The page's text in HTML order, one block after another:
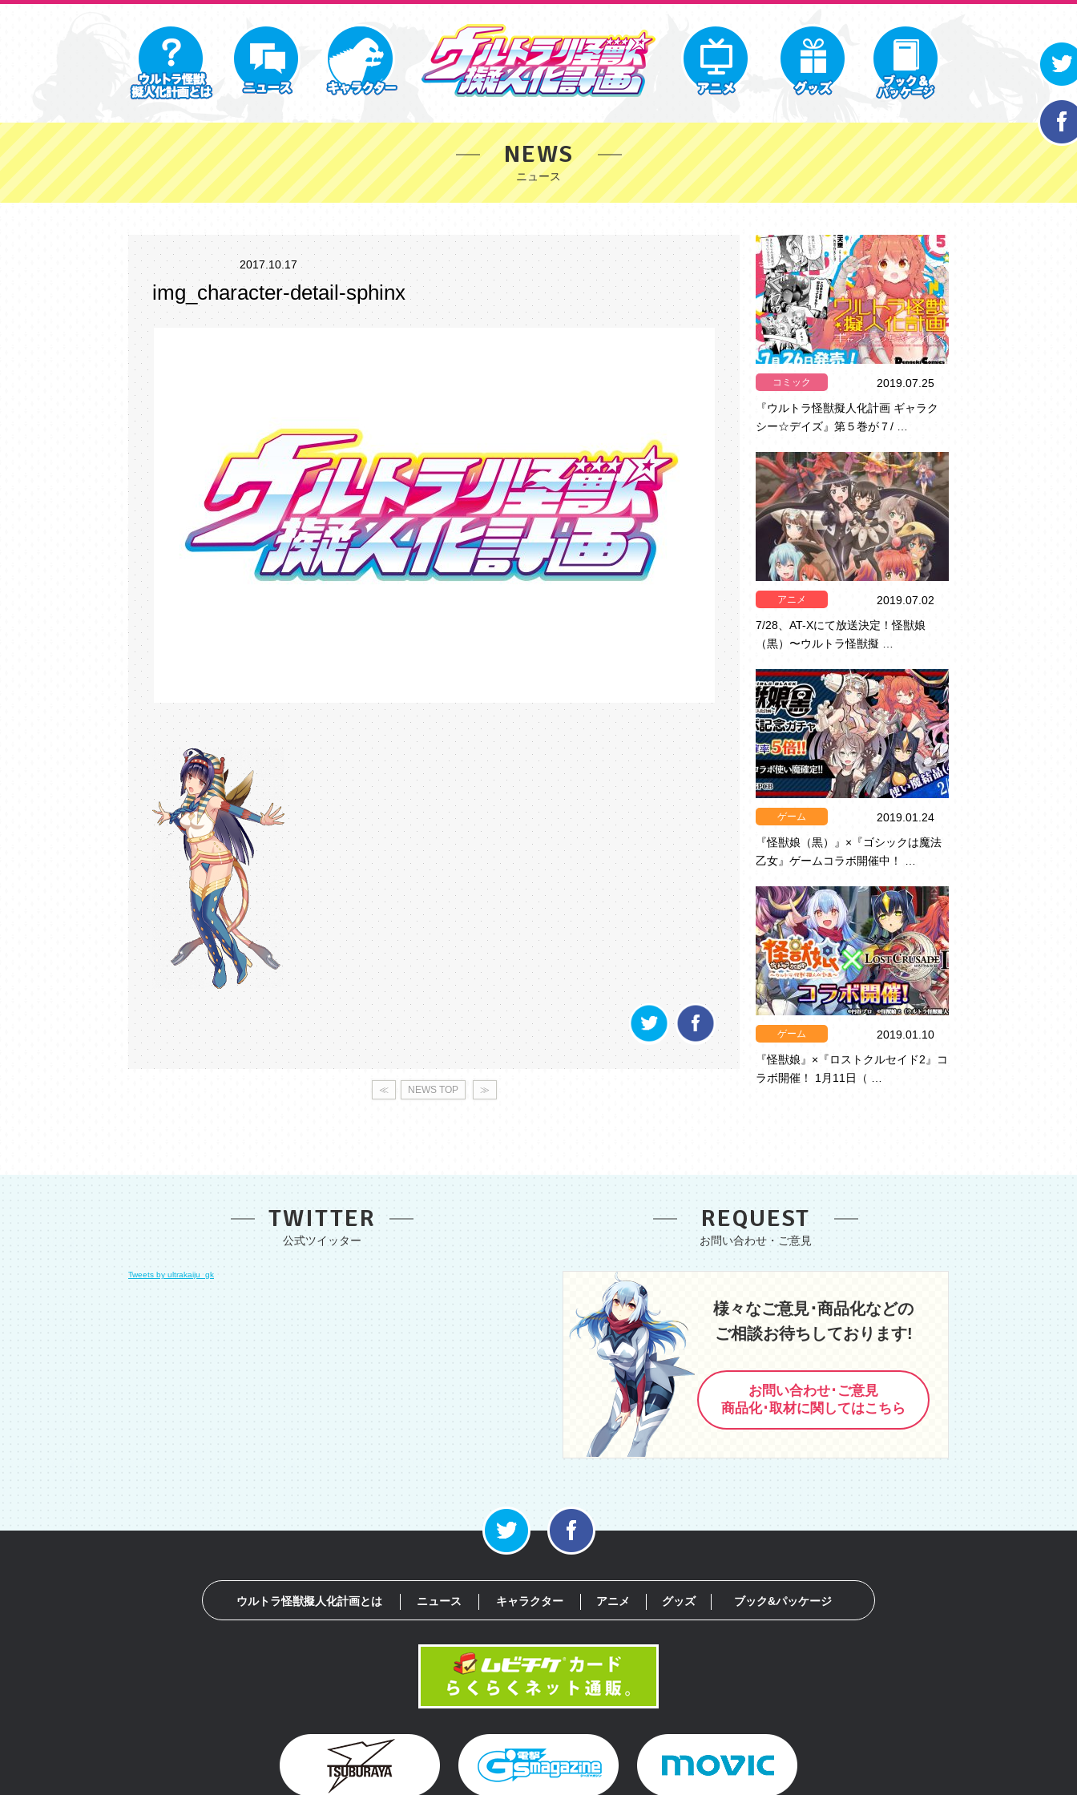
NEWS
2017.10.17
img_character-detail-sphinx
≪ NEWS TOP ≫
コミック
2019.07.25
『ウルトラ怪獣擬人化計画 ギャラク
シー☆デイズ』第５巻が７/ …
アニメ
2019.07.02
7/28、AT-Xにて放送決定！怪獣娘
（黒）〜ウルトラ怪獣擬 …
ゲーム
2019.01.24
『怪獣娘（黒）』×『ゴシックは魔法
乙女』ゲームコラボ開催中！ …
ゲーム
2019.01.10
『怪獣娘』×『ロストクルセイド2』コ
ラボ開催！ 1月11日（ …
TWITTER
Tweets by ultrakaiju_gk
REQUEST
様々なご意見･商品化などの
ご相談お待ちしております!
お問い合わせ･ご意見
商品化･取材に関してはこちら
ウルトラ怪獣擬人化計画とは ニュース キャラクター アニメ グッズ ブック&パッケージ